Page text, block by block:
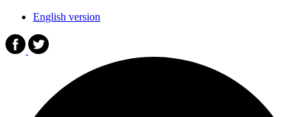
English version